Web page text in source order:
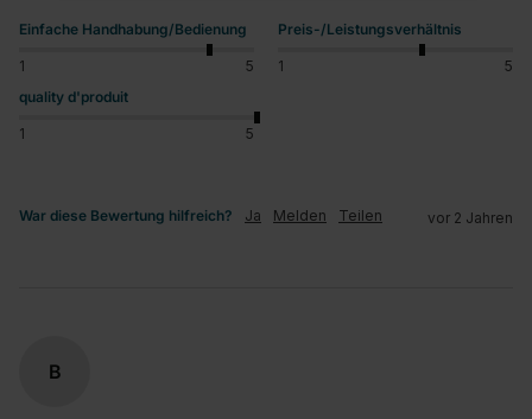
Einfache Handhabung/Bedienung
1 5
Preis-/Leistungsverhältnis
1
5
quality d'produit
1 5
War diese Bewertung hilfreich? Ja Melden Teilen vor 2 Jahren
B